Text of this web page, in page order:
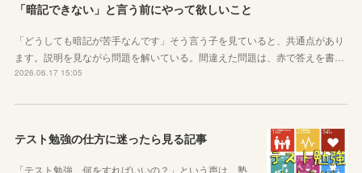
「暗記できない」と言う前にやって欲しいこと
「どうしても暗記が苦手なんです」そう言う子を見ていると、共通点があり
ます。説明を見ながら問題を解いている。間違えた問題は、赤で答えを書…
2026.06.17 15:05
テスト勉強の仕方に迷ったら見る記事
「テスト勉強、何をすればいいの？」という声は、塾